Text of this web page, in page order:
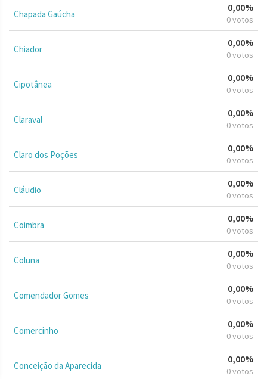
Chapada Gaúcha
0,00%
0 votos
Chiador
0,00%
0 votos
Cipotânea
0,00%
0 votos
Claraval
0,00%
0 votos
Claro dos Poções
0,00%
0 votos
Cláudio
0,00%
0 votos
Coimbra
0,00%
0 votos
Coluna
0,00%
0 votos
Comendador Gomes
0,00%
0 votos
Comercinho
0,00%
0 votos
Conceição da Aparecida
0,00%
0 votos